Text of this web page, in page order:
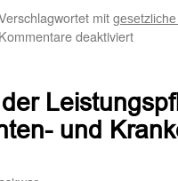
mit
Kommentare deaktiviertfür
einem
mit
und